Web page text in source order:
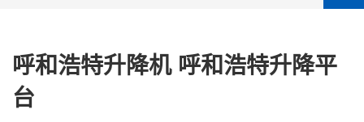
呼和浩特升降机 呼和浩特升降平
台